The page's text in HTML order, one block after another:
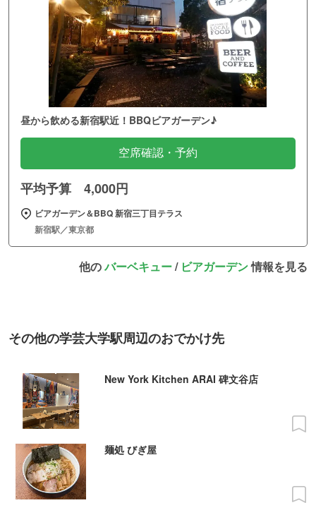
昼から飲める新宿駅近！BBQビアガーデン♪
空席確認・予約
平均予算 4,000円
ビアガーデン＆BBQ 新宿三丁目テラス
新宿駅／東京都
他のバーベキュー/ ビアガーデン情報を見る
その他の学芸大学駅周辺のおでかけ先
New York Kitchen ARAI 碑文谷店
麺処 びぎ屋